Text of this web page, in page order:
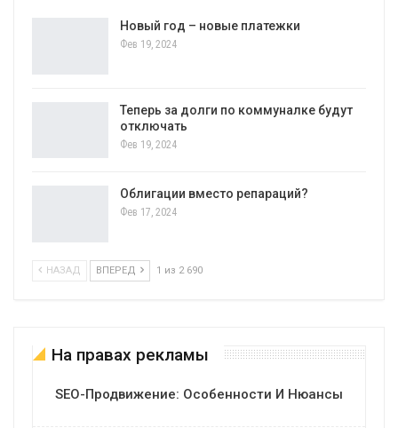
Новый год – новые платежки
Фев 19, 2024
Теперь за долги по коммуналке будут
отключать
Фев 19, 2024
Облигации вместо репараций?
Фев 17, 2024
НАЗАД ВПЕРЕД 1 из 2 690
На правах рекламы
SEO-Продвижение: Особенности И Нюансы